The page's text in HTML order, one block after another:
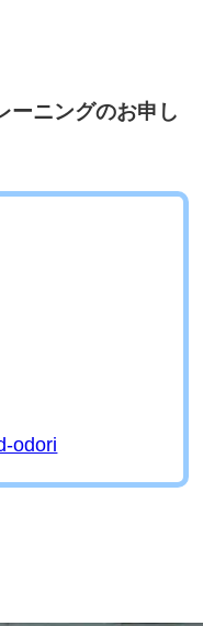
ーニングのお申し
odori